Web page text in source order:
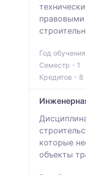
Год
Семестр - 1
Кредитов - 8
которые
объекты